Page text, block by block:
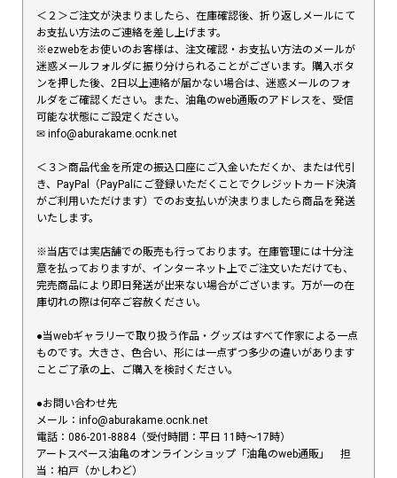
＜２＞ご注文が決まりましたら、在庫確認後、折り返しメールにて
お支払い方法のご連絡を差し上げます。
※ezwebをお使いのお客様は、注文確認・お支払い方法のメールが
迷惑メールフォルダに振り分けられることがございます。購入ボタ
ンを押した後、2日以上連絡が届かない場合は、迷惑メールのフォ
ルダをご確認ください。また、油亀のweb通販のアドレスを、受信
可能な状態にご設定ください。
✉︎ info@aburakame.ocnk.net
＜３＞商品代金を所定の振込口座にご入金いただくか、または代引
き、PayPal（PayPalにご登録いただくことでクレジットカード決済
がご利用いただけます）でのお支払いが決まりましたら商品を発送
いたします。
※当店では実店舗での販売も行っております。在庫管理には十分注
意を払っておりますが、インターネット上でご注文いただけても、
完売商品により即日発送が出来ない場合がございます。万が一の在
庫切れの際は何卒ご容赦ください。
●当webギャラリーで取り扱う作品・グッズはすべて作家による一点
ものです。大きさ、色合い、形には一点ずつ多少の違いがあります
ことご了承の上、ご購入を検討ください。
●お問い合わせ先
メール：info@aburakame.ocnk.net
電話：086-201-8884（受付時間：平日 11時〜17時）
アートスペース油亀のオンラインショップ「油亀のweb通販」 担
当：柏戸（かしわど）